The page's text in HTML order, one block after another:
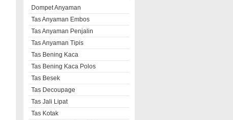
Dompet Anyaman
Tas Anyaman Embos
Tas Anyaman Penjalin
Tas Anyaman Tipis
Tas Bening Kaca
Tas Bening Kaca Polos
Tas Besek
Tas Decoupage
Tas Jali Lipat
Tas Kotak